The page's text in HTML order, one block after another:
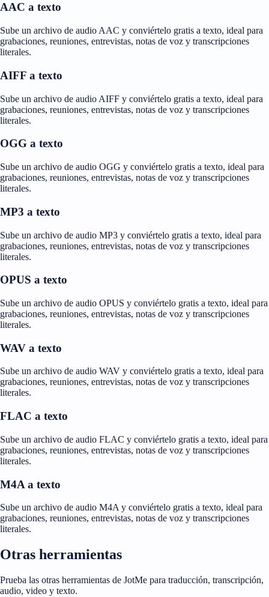
AAC a texto
Sube un archivo de audio AAC y conviértelo gratis a texto, ideal para
grabaciones, reuniones, entrevistas, notas de voz y transcripciones
literales.
AIFF a texto
Sube un archivo de audio AIFF y conviértelo gratis a texto, ideal para
grabaciones, reuniones, entrevistas, notas de voz y transcripciones
literales.
OGG a texto
Sube un archivo de audio OGG y conviértelo gratis a texto, ideal para
grabaciones, reuniones, entrevistas, notas de voz y transcripciones
literales.
MP3 a texto
Sube un archivo de audio MP3 y conviértelo gratis a texto, ideal para
grabaciones, reuniones, entrevistas, notas de voz y transcripciones
literales.
OPUS a texto
Sube un archivo de audio OPUS y conviértelo gratis a texto, ideal para
grabaciones, reuniones, entrevistas, notas de voz y transcripciones
literales.
WAV a texto
Sube un archivo de audio WAV y conviértelo gratis a texto, ideal para
grabaciones, reuniones, entrevistas, notas de voz y transcripciones
literales.
FLAC a texto
Sube un archivo de audio FLAC y conviértelo gratis a texto, ideal para
grabaciones, reuniones, entrevistas, notas de voz y transcripciones
literales.
M4A a texto
Sube un archivo de audio M4A y conviértelo gratis a texto, ideal para
grabaciones, reuniones, entrevistas, notas de voz y transcripciones
literales.
Otras herramientas
Prueba las otras herramientas de JotMe para traducción, transcripción,
audio, video y texto.